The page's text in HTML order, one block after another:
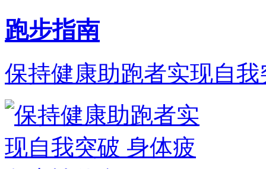
跑步指南
保持健康助跑者实现自